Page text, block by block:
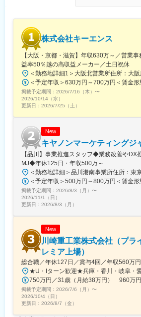
◇100年以上の歴史を持つ圧力計のトッ
圧力計製造企業のパイオニアかつフロン
計の国内シェアはトップクラスを誇り、
得ています。
◇圧力センサのコアとなるセンサ素子は
行い超微圧から高圧までカバーしあらゆ
応できることが最大の強みです。
◇海外展開：アメリカの世界的な計測機
化、ドイツ現地法人との共同出資による
ーバルに展開。これにより複数の海外拠
リカ、欧州を中心とした製品供給体制
変更の範囲：会社の定める業務
株式会社キーエンス
【大阪・京都・滋賀】年収630万～／営業
益率50％越の高収益メーカー／土日祝休
掲載予定期間： 2026/7/16（木） 〜
2026/10/14（水）
更新日： 2026/7/25（土）
New
キヤノンマーケティングジ
【品川】事業推進スタッフ◆業務改善や
MJ◆年休125日・年収500万～
掲載予定期間： 2026/8/3（月） 〜
2026/11/1（日）
更新日： 2026/8/3（月）
New
川崎重工業株式会社（プラ
レミア上場）
総合職／年休127日／賞与4回／年収560万
掲載予定期間： 2026/7/6（月） 〜
2026/10/4（日）
更新日： 2026/8/7（金）